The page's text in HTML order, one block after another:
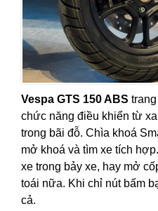
Vespa GTS 150 ABS
chức năng điều khiển từ
trong bãi đỗ. Chìa khoá
mở khoá và tìm xe tích
xe trong bảy xe, hay mở
toái nữa. Khi chỉ nút bấm
cả.